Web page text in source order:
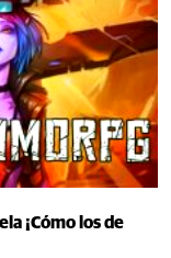
¡Cómo los de